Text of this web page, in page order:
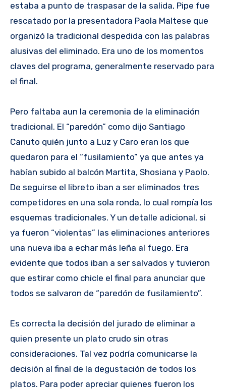
estaba a punto de traspasar de la salida, Pipe fue
rescatado por la presentadora Paola Maltese que
organizó la tradicional despedida con las palabras
alusivas del eliminado. Era uno de los momentos
claves del programa, generalmente reservado para
el final.
Pero faltaba aun la ceremonia de la eliminación
tradicional. El “paredón” como dijo Santiago
Canuto quién junto a Luz y Caro eran los que
quedaron para el “fusilamiento” ya que antes ya
habían subido al balcón Martita, Shosiana y Paolo.
De seguirse el libreto iban a ser eliminados tres
competidores en una sola ronda, lo cual rompía los
esquemas tradicionales. Y un detalle adicional, si
ya fueron “violentas” las eliminaciones anteriores
una nueva iba a echar más leña al fuego. Era
evidente que todos iban a ser salvados y tuvieron
que estirar como chicle el final para anunciar que
todos se salvaron de “paredón de fusilamiento”.
Es correcta la decisión del jurado de eliminar a
quien presente un plato crudo sin otras
consideraciones. Tal vez podría comunicarse la
decisión al final de la degustación de todos los
platos. Para poder apreciar quienes fueron los